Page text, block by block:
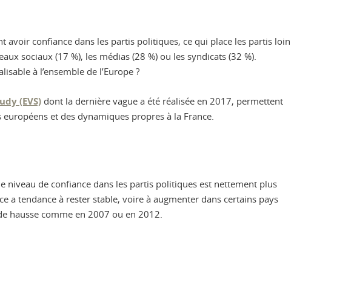
avoir confiance dans les partis politiques, ce qui place les partis loin
sociaux (17 %), les médias (28 %) ou les syndicats (32 %).
à l’ensemble de l’Europe ?
(EVS) dont la dernière vague a été réalisée en 2017, permettent
et des dynamiques propres à la France.
niveau de confiance dans les partis politiques est nettement plus
a tendance à rester stable, voire à augmenter dans certains pays
hausse comme en 2007 ou en 2012.